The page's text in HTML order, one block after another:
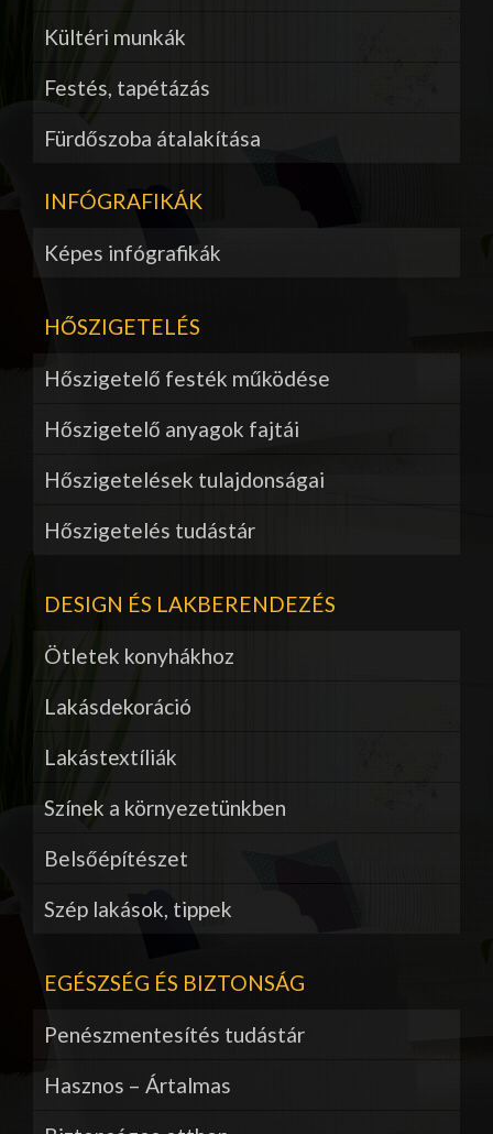
Kültéri munkák
Festés, tapétázás
Fürdőszoba átalakítása
INFÓGRAFIKÁK
Képes infógrafikák
HŐSZIGETELÉS
Hőszigetelő festék működése
Hőszigetelő anyagok fajtái
Hőszigetelések tulajdonságai
Hőszigetelés tudástár
DESIGN ÉS LAKBERENDEZÉS
Ötletek konyhákhoz
Lakásdekoráció
Lakástextíliák
Színek a környezetünkben
Belsőépítészet
Szép lakások, tippek
EGÉSZSÉG ÉS BIZTONSÁG
Penészmentesítés tudástár
Hasznos – Ártalmas